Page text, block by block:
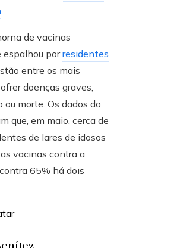
.
de vacinas
espalhou porresidentes
entre os mais
doenças graves,
morte. Os dados do
que, em maio, cerca de
de lares de idosos
vacinas contra a
65% há dois